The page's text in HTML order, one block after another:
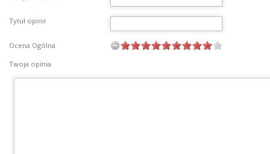
Tytuł opinii
Ocena Ogólna
Twoja opinia